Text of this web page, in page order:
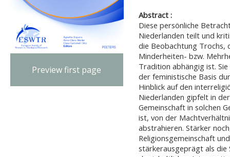
Preview first page
Abstract :
Diese persönliche
Niederlanden teilt und
die Beobachtung Trochs,
Minderheiten- bzw.
Tradition abhängig ist.
der feministische Basis
Hinblick auf den
Niederlanden gipfelt in
Gemeinschaft in solchen
ist, von der
abstrahieren. Stärker
Religionsgemeinschaft
stärkerausgeprägt als die